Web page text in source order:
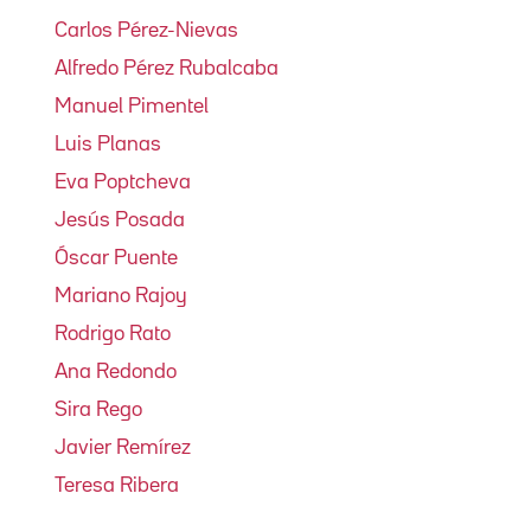
Carlos Pérez-Nievas
Alfredo Pérez Rubalcaba
Manuel Pimentel
Luis Planas
Eva Poptcheva
Jesús Posada
Óscar Puente
Mariano Rajoy
Rodrigo Rato
Ana Redondo
Sira Rego
Javier Remírez
Teresa Ribera